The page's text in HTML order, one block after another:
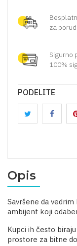
za
Sigurno
100%
PODELITE
Opis
Savršene da
ambijent koji
Kupci ih često
prostore za bitne